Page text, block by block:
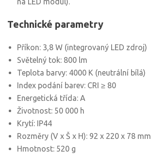
Technické parametry
Příkon: 3,8 W (integrovaný LED zdroj)
Světelný tok: 800 lm
Teplota barvy: 4000 K (neutrální bílá)
Index podání barev: CRI ≥ 80
Energetická třída: A
Životnost: 50 000 h
Krytí: IP44
Rozměry (V x Š x H): 92 x 220 x 78 mm
Hmotnost: 520 g